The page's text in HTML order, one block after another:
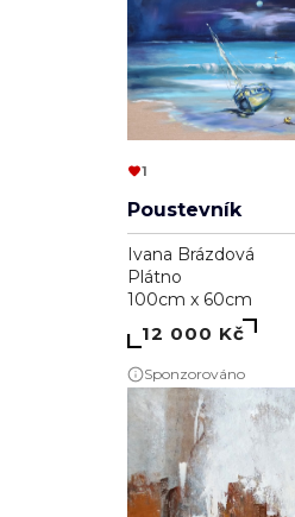
1
Poustevník
Ivana Brázdová
Plátno
100cm x 60cm
12 000 Kč
Sponzorováno